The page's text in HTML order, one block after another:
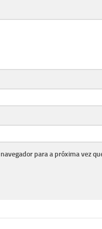
para a próxima vez